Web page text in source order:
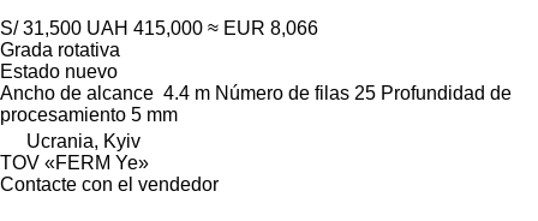
S/ 31,500 UAH 415,000 ≈ EUR 8,066
Grada rotativa
Estado nuevo
Ancho de alcance 4.4 m Número de filas 25 Profundidad de
procesamiento 5 mm
Ucrania, Kyiv
TOV «FERM Ye»
Contacte con el vendedor